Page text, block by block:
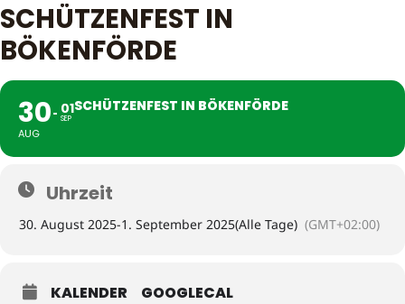
SCHÜTZENFEST IN
BÖKENFÖRDE
30
AUG
01
SEP
SCHÜTZENFEST IN BÖKENFÖRDE
Uhrzeit
30. August 2025-1. September 2025(Alle Tage) (GMT+02:00)
KALENDER GOOGLECAL